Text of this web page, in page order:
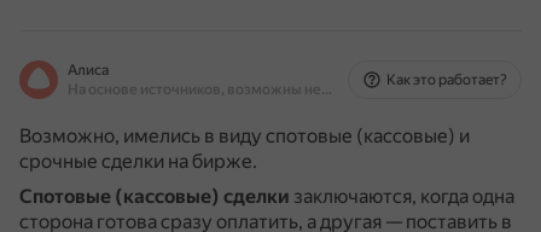
Алиса
На основе источников, возможны неточности
Как это работает?
Возможно, имелись в виду спотовые (кассовые) и
срочные сделки на бирже.
Спотовые (кассовые) сделки заключаются, когда одна
сторона готова сразу оплатить, а другая — поставить в